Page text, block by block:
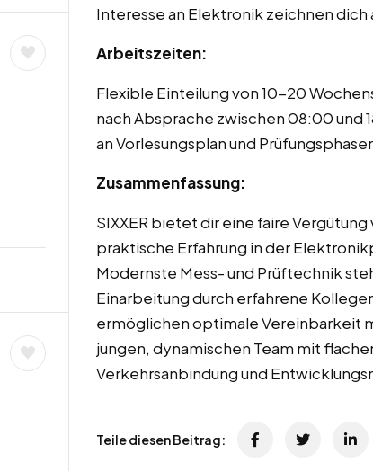
Interesse an Elektronik zeichnen dich
Arbeitszeiten:
Flexible Einteilung von 10-20
nach Absprache zwischen 08:00 und
an Vorlesungsplan und
Zusammenfassung:
SIXXER bietet dir eine faire
praktische Erfahrung in der
Modernste Mess- und Prüftechnik
Einarbeitung durch erfahrene
ermöglichen optimale Vereinbarkeit
jungen, dynamischen Team mit
Verkehrsanbindung und
Teile diesen Beitrag: